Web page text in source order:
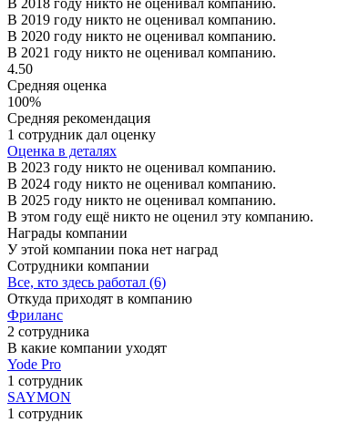
В 2018 году никто не оценивал компанию.
В 2019 году никто не оценивал компанию.
В 2020 году никто не оценивал компанию.
В 2021 году никто не оценивал компанию.
4.50
Средняя оценка
100%
Средняя рекомендация
1 сотрудник дал оценку
Оценка в деталях
В 2023 году никто не оценивал компанию.
В 2024 году никто не оценивал компанию.
В 2025 году никто не оценивал компанию.
В этом году ещё никто не оценил эту компанию.
Награды компании
У этой компании пока нет наград
Сотрудники компании
Все, кто здесь работал (6)
Откуда приходят в компанию
Фриланс
2 сотрудника
В какие компании уходят
Yode Pro
1 сотрудник
SAYMON
1 сотрудник